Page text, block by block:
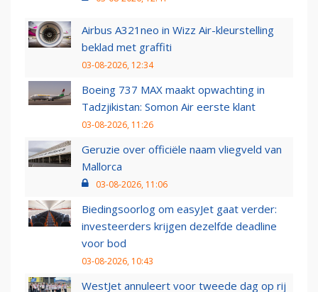
Airbus A321neo in Wizz Air-kleurstelling
beklad met graffiti
03-08-2026, 12:34
Boeing 737 MAX maakt opwachting in
Tadzjikistan: Somon Air eerste klant
03-08-2026, 11:26
Geruzie over officiële naam vliegveld van
Mallorca
03-08-2026, 11:06
Biedingsoorlog om easyJet gaat verder:
investeerders krijgen dezelfde deadline
voor bod
03-08-2026, 10:43
WestJet annuleert voor tweede dag op rij